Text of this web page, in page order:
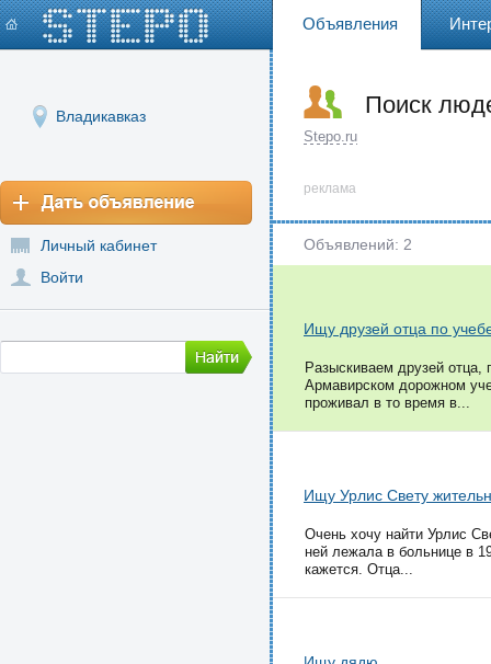
Объявления
Владикавказ
Личный кабинет
Войти
Поиск
Stepo.ru
реклама
Объявлений: 2
Ищу друзей отца по
Разыскиваем друзей отца,
Армавирском дорожном
проживал в то время в...
Ищу Урлис Свету
Очень хочу найти Урлис
ней лежала в больнице в
кажется. Отца...